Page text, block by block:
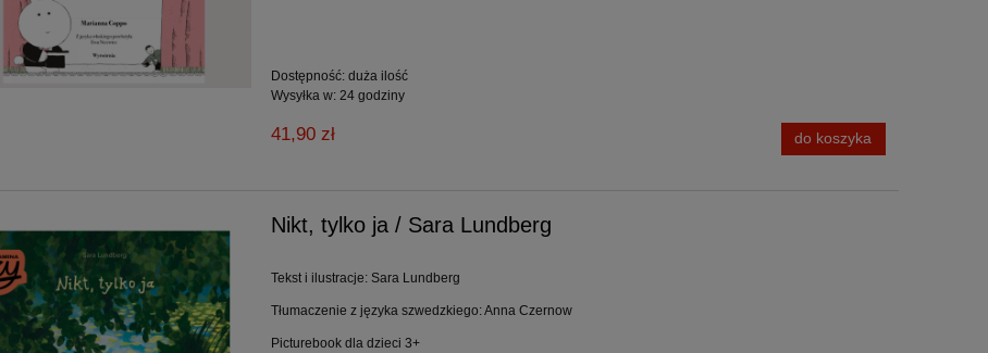
Dostępność: duża ilość
Wysyłka w: 24 godziny
41,90 zł do koszyka
Nikt, tylko ja / Sara Lundberg
Tekst i ilustracje: Sara Lundberg
Tłumaczenie z języka szwedzkiego: Anna Czernow
Picturebook dla dzieci 3+